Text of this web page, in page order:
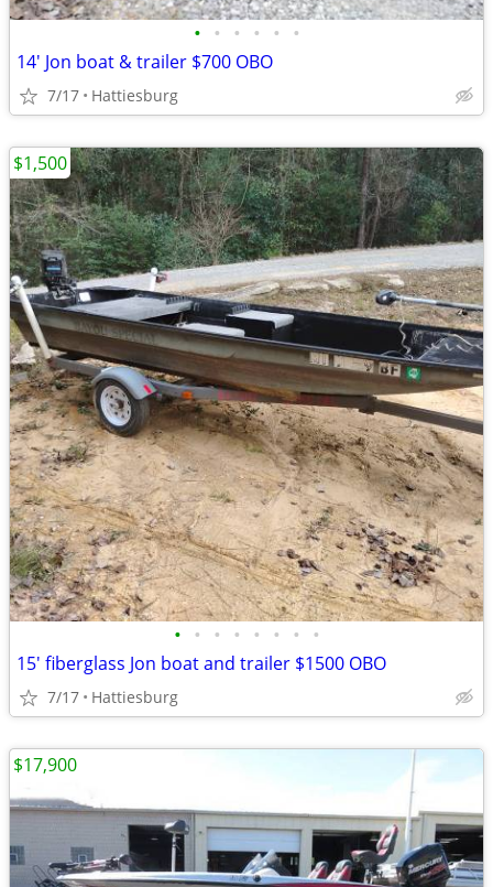
• • • • • •
14' Jon boat & trailer $700 OBO
7/17 Hattiesburg
• • • • • • • •
15' fiberglass Jon boat and trailer $1500 OBO
7/17 Hattiesburg
$1,500
$17,900